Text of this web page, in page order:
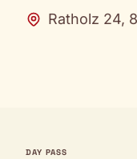
Ratholz 24,
DAY PASS